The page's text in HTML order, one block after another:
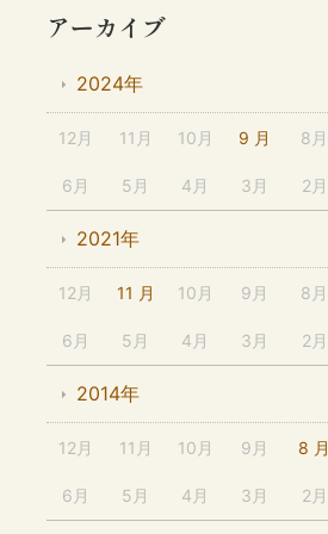
アーカイブ
2024年
12月 11月 10月 9 月 8月
6月 5月 4月 3月 2月
2021年
12月 11 月 10月 9月 8月
6月 5月 4月 3月 2月
2014年
12月 11月 10月 9月 8 月
6月 5月 4月 3月 2月